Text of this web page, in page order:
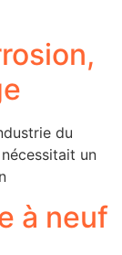
du
un
à neuf